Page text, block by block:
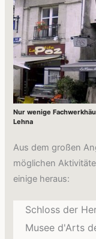
Nur wenige
Lehna
Aus dem großen
möglichen
einige heraus:
Schloss der
Musee d'Arts